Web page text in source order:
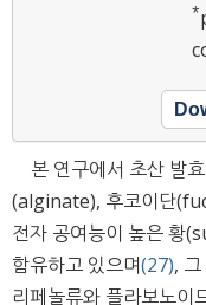
*
본 연구에서 초산 발
(alginate), 후코이단
전자 공여능이 높은 황
함유하고 있으며(27),
리페놀류와 플라보노이